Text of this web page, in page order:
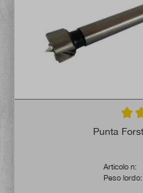
Punta
Articolo n:
Peso lordo: